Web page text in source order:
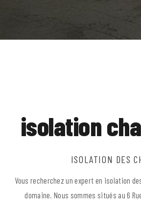
isolation
ISOLATION DES
Vous recherchez un expert en isolation
domaine. Nous sommes situés au 6